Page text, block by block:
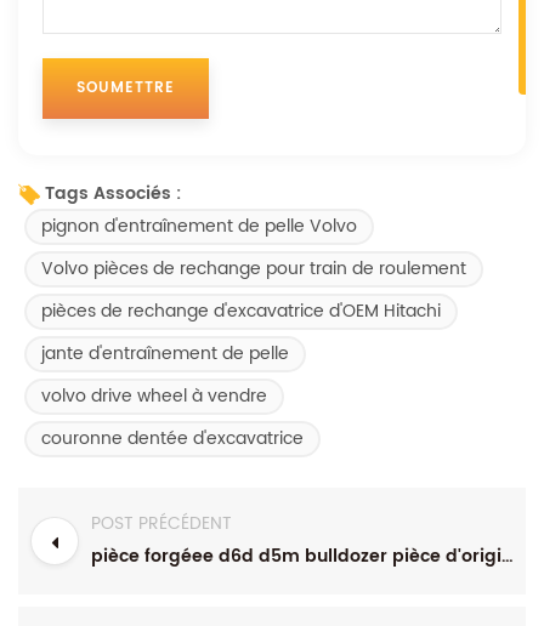
Tags Associés :
pignon d'entraînement de pelle Volvo
Volvo pièces de rechange pour train de roulement
pièces de rechange d'excavatrice d'OEM Hitachi
jante d'entraînement de pelle
volvo drive wheel à vendre
couronne dentée d'excavatrice
POST PRÉCÉDENT
pièce forgéee d6d d5m bulldozer pièce d'origine 1171618